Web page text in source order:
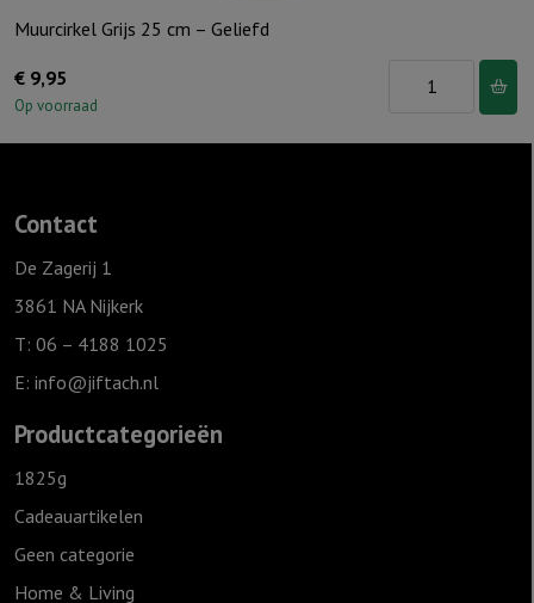
Muurcirkel Grijs 25 cm – Geliefd
€ 9,95
Op voorraad
25
Contact
De Zagerij 1
3861 NA Nijkerk
T: 06 – 4188 1025
E: info@jiftach.nl
Productcategorieën
1825g
Cadeauartikelen
Geen categorie
Home & Living